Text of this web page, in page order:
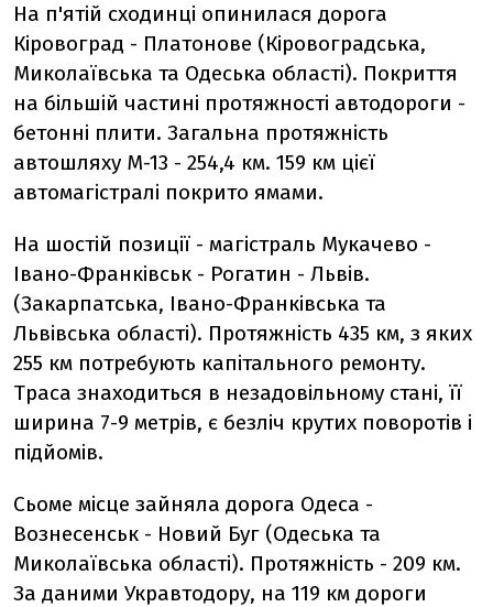
На п'ятій сходинці опинилася дорога
Кіровоград - Платонове (Кіровоградська,
Миколаївська та Одеська області). Покриття
на більшій частині протяжності автодороги -
бетонні плити. Загальна протяжність
автошляху М-13 - 254,4 км. 159 км цієї
автомагістралі покрито ямами.
На шостій позиції - магістраль Мукачево -
Івано-Франківськ - Рогатин - Львів.
(Закарпатська, Івано-Франківська та
Львівська області). Протяжність 435 км, з яких
255 км потребують капітального ремонту.
Траса знаходиться в незадовільному стані, її
ширина 7-9 метрів, є безліч крутих поворотів і
підйомів.
Сьоме місце зайняла дорога Одеса -
Вознесенськ - Новий Буг (Одеська та
Миколаївська області). Протяжність - 209 км.
За даними Укравтодору, на 119 км дороги